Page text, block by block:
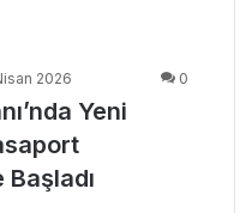
2026 0
Yeni